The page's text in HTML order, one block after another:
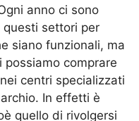
anno ci sono
settori per
siano funzionali, ma
comprare
centri specializzati
In effetti è
quello di rivolgersi